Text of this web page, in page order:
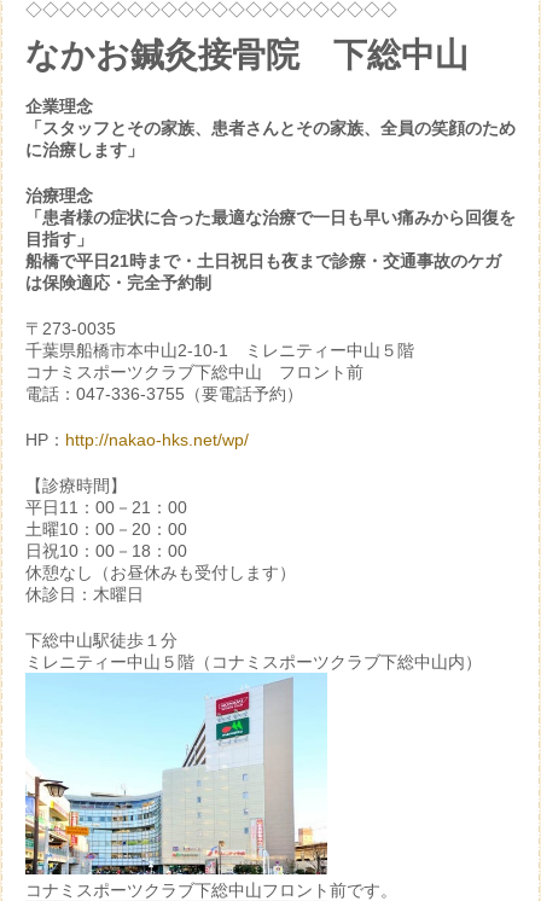
◇◇◇◇◇◇◇◇◇◇◇◇◇◇◇◇◇◇◇◇◇◇
なかお鍼灸接骨院 下総中山
企業理念
「スタッフとその家族、患者さんとその家族、全員の笑顔のため
に治療します」
治療理念
「患者様の症状に合った最適な治療で一日も早い痛みから回復を
目指す」
船橋で平日21時まで・土日祝日も夜まで診療・交通事故のケガ
は保険適応・完全予約制
〒273-0035
千葉県船橋市本中山2-10-1 ミレニティー中山５階
コナミスポーツクラブ下総中山 フロント前
電話：047-336-3755（要電話予約）
HP： http://nakao-hks.net/wp/
【診療時間】
平日11：00－21：00
土曜10：00－20：00
日祝10：00－18：00
休憩なし（お昼休みも受付します）
休診日：木曜日
下総中山駅徒歩１分
ミレニティー中山５階（コナミスポーツクラブ下総中山内）
コナミスポーツクラブ下総中山フロント前です。